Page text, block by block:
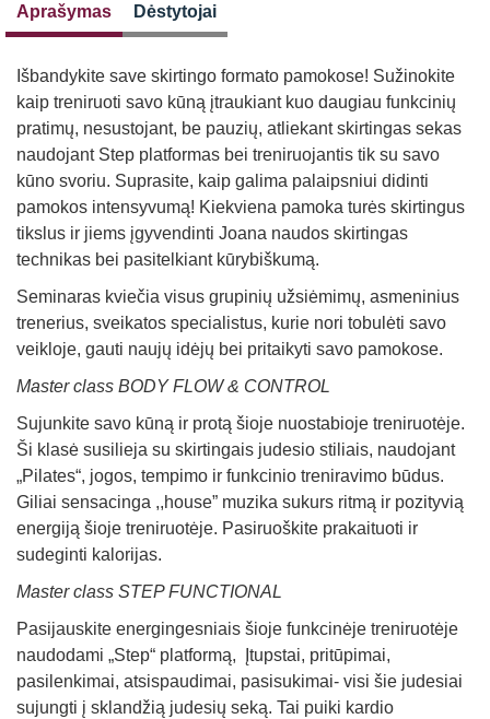
Aprašymas Dėstytojai
Išbandykite save skirtingo formato pamokose! Sužinokite
kaip treniruoti savo kūną įtraukiant kuo daugiau funkcinių
pratimų, nesustojant, be pauzių, atliekant skirtingas sekas
naudojant Step platformas bei treniruojantis tik su savo
kūno svoriu. Suprasite, kaip galima palaipsniui didinti
pamokos intensyvumą! Kiekviena pamoka turės skirtingus
tikslus ir jiems įgyvendinti Joana naudos skirtingas
technikas bei pasitelkiant kūrybiškumą.
Seminaras kviečia visus grupinių užsiėmimų, asmeninius
trenerius, sveikatos specialistus, kurie nori tobulėti savo
veikloje, gauti naujų idėjų bei pritaikyti savo pamokose.
Master class BODY FLOW & CONTROL
Sujunkite savo kūną ir protą šioje nuostabioje treniruotėje.
Ši klasė susilieja su skirtingais judesio stiliais, naudojant
„Pilates“, jogos, tempimo ir funkcinio treniravimo būdus.
Giliai sensacinga ,,house” muzika sukurs ritmą ir pozityvią
energiją šioje treniruotėje. Pasiruoškite prakaituoti ir
sudeginti kalorijas.
Master class STEP FUNCTIONAL
Pasijauskite energingesniais šioje funkcinėje treniruotėje
naudodami „Step“ platformą, Įtupstai, pritūpimai,
pasilenkimai, atsispaudimai, pasisukimai- visi šie judesiai
sujungti į sklandžią judesių seką. Tai puiki kardio